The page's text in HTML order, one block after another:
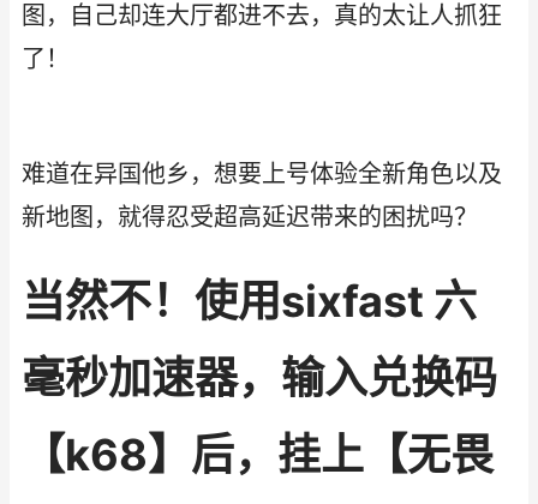
图，自己却连大厅都进不去，真的太让人抓狂
了！
难道在异国他乡，想要上号体验全新角色以及
新地图，就得忍受超高延迟带来的困扰吗？
当然不！使用sixfast 六
毫秒加速器，输入兑换码
【k68】后，挂上【无畏